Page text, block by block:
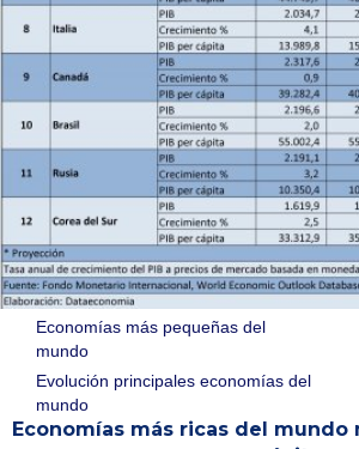
Economías más pequeñas del
mundo
Evolución principales economías del
mundo
Economías más ricas del mundo